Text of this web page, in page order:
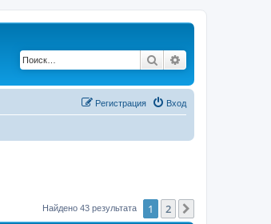
Поиск
Вход
Регистрация
Найдено 43 результата 1 2